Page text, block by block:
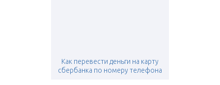
Как перевести деньги на карту
сбербанка по номеру телефона